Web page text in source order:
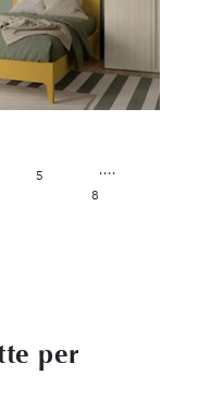
5 ....
8
per